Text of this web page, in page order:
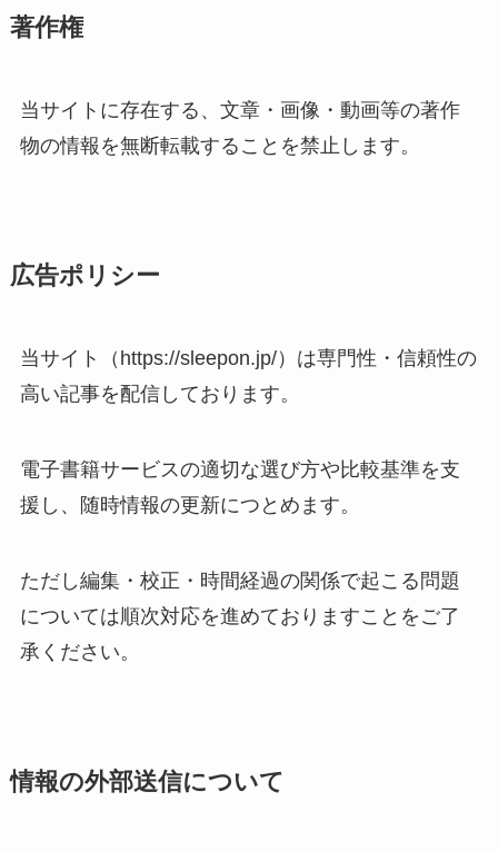
著作権
当サイトに存在する、文章・画像・動画等の著作
物の情報を無断転載することを禁止します。
広告ポリシー
当サイト（https://sleepon.jp/）は専門性・信頼性の
高い記事を配信しております。
電子書籍サービスの適切な選び方や比較基準を支
援し、随時情報の更新につとめます。
ただし編集・校正・時間経過の関係で起こる問題
については順次対応を進めておりますことをご了
承ください。
情報の外部送信について